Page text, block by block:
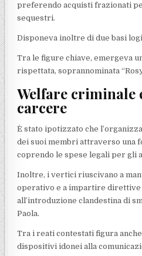
preferendo acquisti frazionati
sequestri.
Disponeva inoltre di due basi
Tra le figure chiave, emergeva
rispettata, soprannominata
Welfare criminale
carcere
È stato ipotizzato che
dei suoi membri attraverso una
coprendo le spese legali per gli
Inoltre, i vertici riuscivano a
operativo e a impartire direttive
all’introduzione clandestina di
Paola.
Tra i reati contestati figura anche
dispositivi idonei alla